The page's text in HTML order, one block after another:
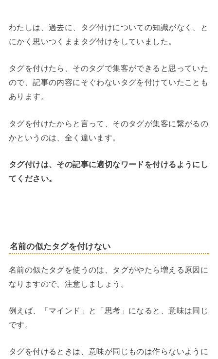
わたしは、過去に、タグ付けについての知識がなく、と
にかく思いつくままタグ付けをしていました。
タグを付けたら、そのタグで集客ができると思っていた
ので、記事の内容にそぐわないタグを付けていたことも
あります。
タグを付けたからと言って、そのタグが集客に繋がるの
かというのは、全く違います。
タグ付けは、その記事に適切なワードを付けるようにし
てください。
名前の似たタグを付けない
名前の似たタグを使うのは、タグがやたら増える原因に
なりますので、注意しましょう。
例えば、「マインド」と「思考」になると、意味は同じ
です。
タグを付けるときは、意味が同じものは作らないように